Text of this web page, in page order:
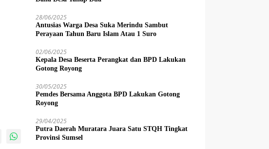
28/06/2025
Antusias Warga Desa Suka Merindu Sambut
Perayaan Tahun Baru Islam Atau 1 Suro
02/06/2025
Kepala Desa Beserta Perangkat dan BPD Lakukan
Gotong Royong
30/05/2025
Pemdes Bersama Anggota BPD Lakukan Gotong
Royong
29/04/2025
Putra Daerah Muratara Juara Satu STQH Tingkat
Provinsi Sumsel